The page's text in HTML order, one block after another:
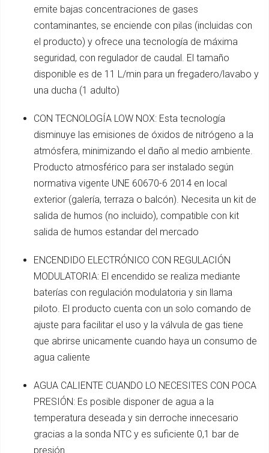
emite bajas concentraciones de gases
contaminantes, se enciende con pilas (incluidas con
el producto) y ofrece una tecnología de máxima
seguridad, con regulador de caudal. El tamaño
disponible es de 11 L/min para un fregadero/lavabo y
una ducha (1 adulto)
CON TECNOLOGÍA LOW NOX: Esta tecnología
disminuye las emisiones de óxidos de nitrógeno a la
atmósfera, minimizando el daño al medio ambiente.
Producto atmosférico para ser instalado según
normativa vigente UNE 60670-6 2014 en local
exterior (galería, terraza o balcón). Necesita un kit de
salida de humos (no incluido), compatible con kit
salida de humos estandar del mercado
ENCENDIDO ELECTRÓNICO CON REGULACIÓN
MODULATORIA: El encendido se realiza mediante
baterías con regulación modulatoria y sin llama
piloto. El producto cuenta con un solo comando de
ajuste para facilitar el uso y la válvula de gas tiene
que abrirse unicamente cuando haya un consumo de
agua caliente
AGUA CALIENTE CUANDO LO NECESITES CON POCA
PRESIÓN: Es posible disponer de agua a la
temperatura deseada y sin derroche innecesario
gracias a la sonda NTC y es suficiente 0,1 bar de
presión